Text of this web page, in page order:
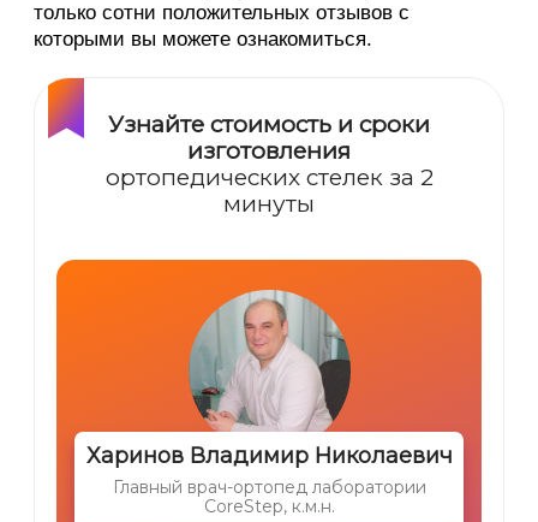
только сотни положительных отзывов с
которыми вы можете ознакомиться.